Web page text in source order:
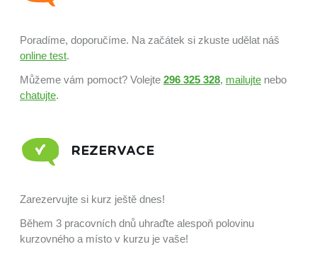
Poradíme, doporučíme. Na začátek si zkuste udělat náš
online test.
Můžeme vám pomoct? Volejte 296 325 328, mailujte nebo
chatujte.
REZERVACE
Zarezervujte si kurz ještě dnes!
Během 3 pracovních dnů uhraďte alespoň polovinu
kurzovného a místo v kurzu je vaše!